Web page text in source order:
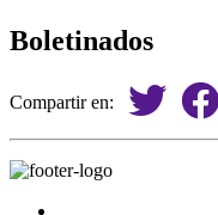
Boletinados
Compartir en: